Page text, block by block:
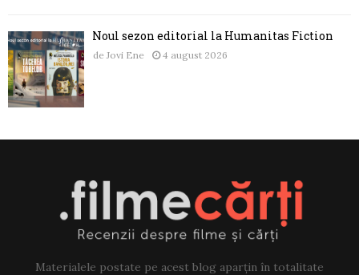
Noul sezon editorial la Humanitas Fiction
de Jovi Ene 4 august 2026
Materialele postate pe acest blog aparțin în totalitate